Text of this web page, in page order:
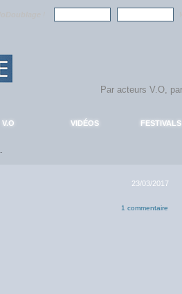
V.O VIDÉOS FESTIVALS
23/03/2017
1 commentaire